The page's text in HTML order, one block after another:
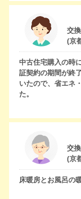
交
(京
中古住宅購入の時
証契約の期間が終
いたので、省エネ
た。
交
(京
床暖房とお風呂の